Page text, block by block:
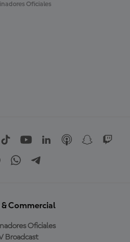
Oficiales
& Commercial
Oficiales
Broadcast